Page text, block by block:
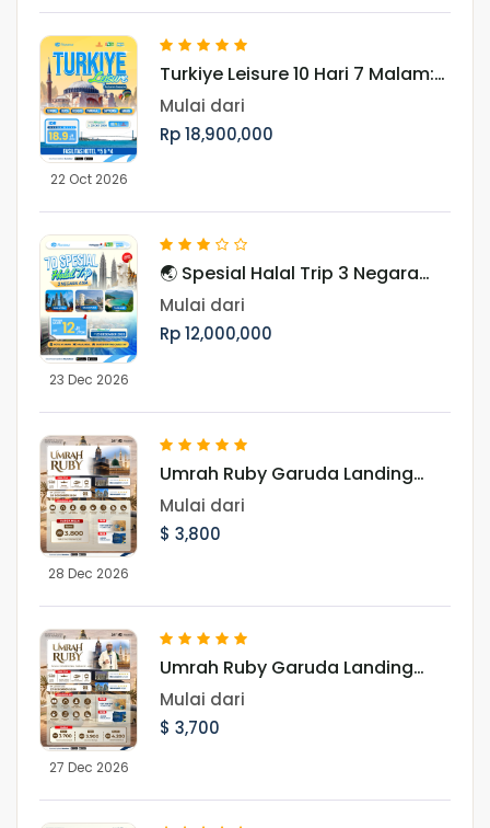
22 Oct 2026
Turkiye Leisure 10 Hari 7 Malam:
Jelajahi Pesona Turki Periode 22
Oktober 2026
Mulai dari
Rp 18,900,000
23 Dec 2026
🌏 Spesial Halal Trip 3 Negara
Asia Periode Libur Akhir Tahun
Mulai dari
Rp 12,000,000
28 Dec 2026
Umrah Ruby Garuda Landing
Jeddah 28 Desember 2026
Mulai dari
$ 3,800
27 Dec 2026
Umrah Ruby Garuda Landing
Jeddah 27 Desember 2026
Mulai dari
$ 3,700